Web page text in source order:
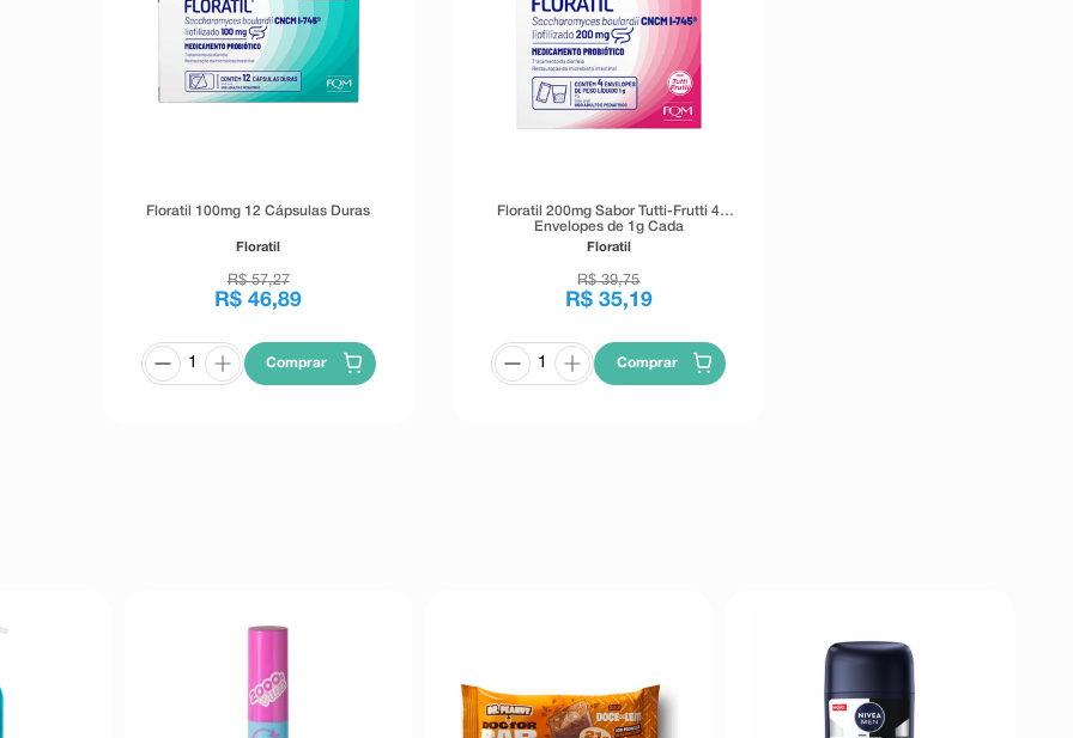
Floratil 100mg 12 Cápsulas Duras
Floratil
R$ 57,27
R$ 46,89
Comprar
Floratil 200mg Sabor Tutti-Frutti 4
Envelopes de 1g Cada
Floratil
R$ 39,75
R$ 35,19
Comprar